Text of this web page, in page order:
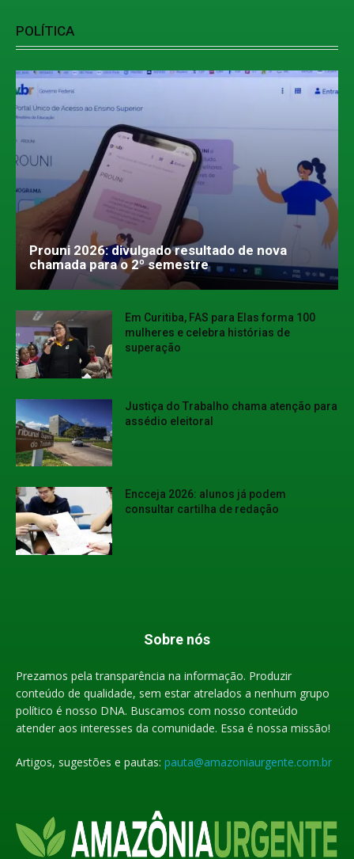
POLÍTICA
Prouni 2026: divulgado resultado de nova
chamada para o 2º semestre
Em Curitiba, FAS para Elas forma 100
mulheres e celebra histórias de
superação
Justiça do Trabalho chama atenção para
assédio eleitoral
Encceja 2026: alunos já podem
consultar cartilha de redação
Sobre nós
Prezamos pela transparência na informação. Produzir
conteúdo de qualidade, sem estar atrelados a nenhum grupo
político é nosso DNA. Buscamos com nosso conteúdo
atender aos interesses da comunidade. Essa é nossa missão!
Artigos, sugestões e pautas: pauta@amazoniaurgente.com.br